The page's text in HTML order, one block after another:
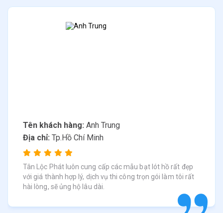
Tên khách hàng: Anh Trung
Địa chỉ: Tp.Hồ Chí Minh
Tân Lộc Phát luôn cung cấp các mẫu bạt lót hồ rất đẹp
với giá thành hợp lý, dịch vụ thi công trọn gói làm tôi rất
hài lòng, sẽ ủng hộ lâu dài.